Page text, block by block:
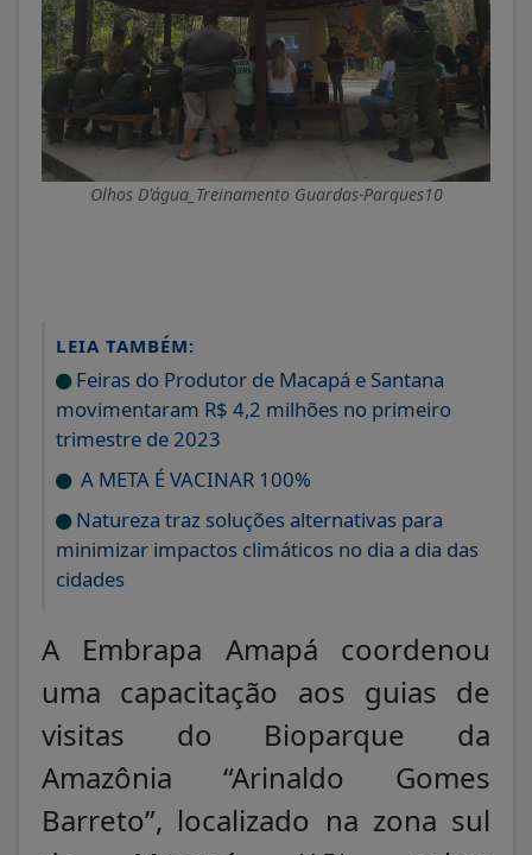
Olhos D'água_Treinamento Guardas-Parques10
LEIA TAMBÉM:
Feiras do Produtor de Macapá e Santana
movimentaram R$ 4,2 milhões no primeiro
trimestre de 2023
A META É VACINAR 100%
Natureza traz soluções alternativas para
minimizar impactos climáticos no dia a dia das
cidades
A Embrapa Amapá coordenou
uma capacitação aos guias de
visitas do Bioparque da
Amazônia “Arinaldo Gomes
Barreto”, localizado na zona sul